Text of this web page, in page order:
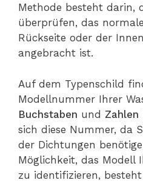
Methode besteht darin,
überprüfen, das
Rückseite oder der
angebracht ist.
Auf dem Typenschild
Modellnummer Ihrer
Buchstaben und Zahlen
sich diese Nummer, da
der Dichtungen
Möglichkeit, das Modell
zu identifizieren,